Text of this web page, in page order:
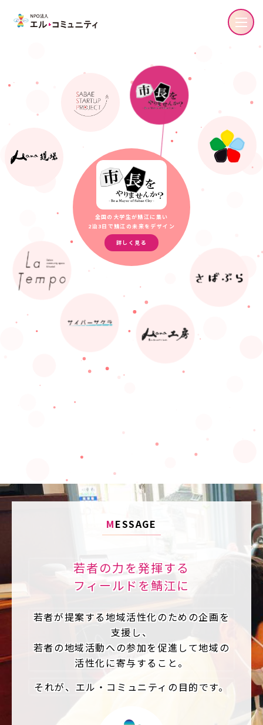
全国の大学生が鯖江に集い
2泊3日で鯖江の未来をデザイン
詳しく見る
MESSAGE
若者の力を発揮する
フィールドを鯖江に
若者が提案する地域活性化のための企画を
支援し、
若者の地域活動への参加を促進して地域の
活性化に寄与すること。
それが、エル・コミュニティの目的です。